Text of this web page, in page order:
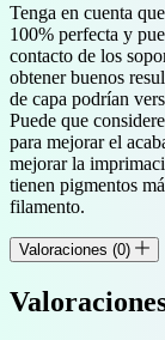
Tenga en cuenta
100% perfecta y
contacto de los
obtener buenos
de capa podrían
Puede que
para mejorar el
mejorar la
tienen pigmentos
filamento.
Valoraciones (0)